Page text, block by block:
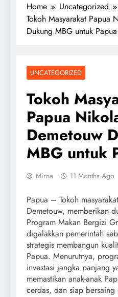
Home
Uncategorized
Tokoh Masyarakat Papua
Dukung MBG untuk
UNCATEGORIZED
Tokoh
Papua
Demetouw
MBG untuk
Mirna 11 Months Ago
Papua – Tokoh
Demetouw, memberikan
Program Makan Bergizi
digalakkan pemerintah
strategis membangun
Papua. Menurutnya,
investasi jangka panjang
memastikan anak-anak
cerdas, dan siap